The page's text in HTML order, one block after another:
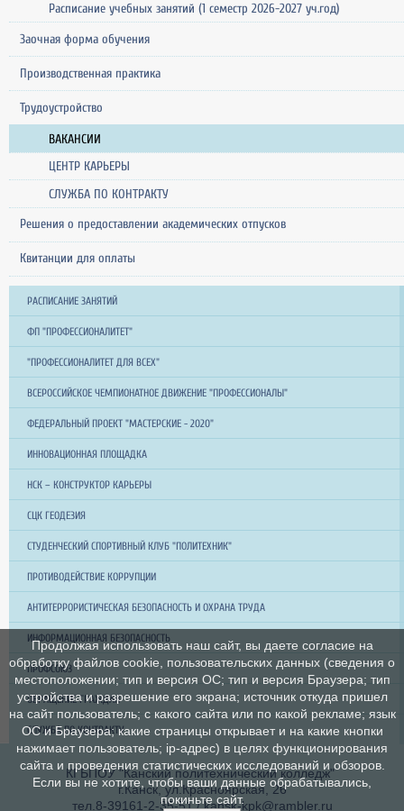
Расписание учебных занятий (1 семестр 2026-2027 уч.год)
Заочная форма обучения
Производственная практика
Трудоустройство
ВАКАНСИИ
ЦЕНТР КАРЬЕРЫ
СЛУЖБА ПО КОНТРАКТУ
Решения о предоставлении академических отпусков
Квитанции для оплаты
РАСПИСАНИЕ ЗАНЯТИЙ
ФП "ПРОФЕССИОНАЛИТЕТ"
"ПРОФЕССИОНАЛИТЕТ ДЛЯ ВСЕХ"
ВСЕРОССИЙСКОЕ ЧЕМПИОНАТНОЕ ДВИЖЕНИЕ "ПРОФЕССИОНАЛЫ"
ФЕДЕРАЛЬНЫЙ ПРОЕКТ "МАСТЕРСКИЕ - 2020"
ИННОВАЦИОННАЯ ПЛОЩАДКА
НСК – КОНСТРУКТОР КАРЬЕРЫ
СЦК ГЕОДЕЗИЯ
СТУДЕНЧЕСКИЙ СПОРТИВНЫЙ КЛУБ "ПОЛИТЕХНИК"
ПРОТИВОДЕЙСТВИЕ КОРРУПЦИИ
АНТИТЕРРОРИСТИЧЕСКАЯ БЕЗОПАСНОСТЬ И ОХРАНА ТРУДА
ИНФОРМАЦИОННАЯ БЕЗОПАСНОСТЬ
ПРОФСОЮЗ
ОБРАЩЕНИЕ ГРАЖДАН
СЛУЖБА ПО КОНТРАКТУ
КГБПОУ "Канский политехнический колледж"
г.Канск, ул.Красноярская, 26
тел.8-39161-2-35-51 / kansk-kpk@rambler.ru
Продолжая использовать наш сайт, вы даете согласие на
обработку файлов cookie, пользовательских данных (сведения о
местоположении; тип и версия ОС; тип и версия Браузера; тип
устройства и разрешение его экрана; источник откуда пришел
на сайт пользователь; с какого сайта или по какой рекламе; язык
ОС и Браузера; какие страницы открывает и на какие кнопки
нажимает пользователь; ip-адрес) в целях функционирования
сайта и проведения статистических исследований и обзоров.
Если вы не хотите, чтобы ваши данные обрабатывались,
покиньте сайт.